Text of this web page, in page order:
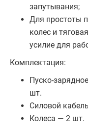
запутывания;
Для простоты
колес и
усилие для
Комплектация:
Пуско-
шт.
Силовой
Колеса — 2 шт.